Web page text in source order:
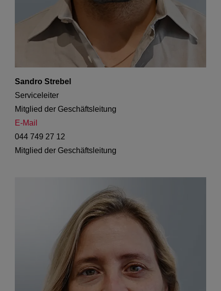
Sandro Strebel
Serviceleiter
Mitglied der Geschäftsleitung
E-Mail
044 749 27 12
Mitglied der Geschäftsleitung